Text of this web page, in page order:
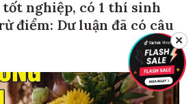
nghiệp, có 1 thí sinh
điểm: Dư luận đã có câu
✕